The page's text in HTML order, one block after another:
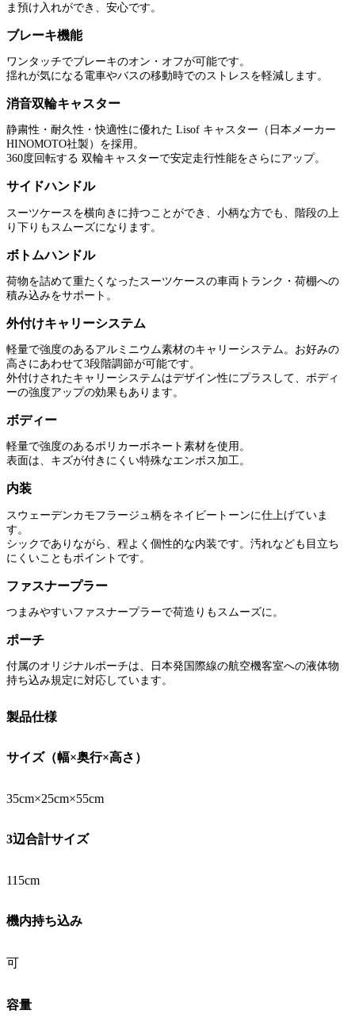
ま預け入れができ、安心です。
ブレーキ機能
ワンタッチでブレーキのオン・オフが可能です。
揺れが気になる電車やバスの移動時でのストレスを軽減します。
消音双輪キャスター
静粛性・耐久性・快適性に優れた Lisof キャスター（日本メーカー
HINOMOTO社製）を採用。
360度回転する 双輪キャスターで安定走行性能をさらにアップ。
サイドハンドル
スーツケースを横向きに持つことができ、小柄な方でも、階段の上
り下りもスムーズになります。
ボトムハンドル
荷物を詰めて重たくなったスーツケースの車両トランク・荷棚への
積み込みをサポート。
外付けキャリーシステム
軽量で強度のあるアルミニウム素材のキャリーシステム。お好みの
高さにあわせて3段階調節が可能です。
外付けされたキャリーシステムはデザイン性にプラスして、ボディ
ーの強度アップの効果もあります。
ボディー
軽量で強度のあるポリカーボネート素材を使用。
表面は、キズが付きにくい特殊なエンボス加工。
内装
スウェーデンカモフラージュ柄をネイビートーンに仕上げていま
す。
シックでありながら、程よく個性的な内装です。汚れなども目立ち
にくいこともポイントです。
ファスナープラー
つまみやすいファスナープラーで荷造りもスムーズに。
ポーチ
付属のオリジナルポーチは、日本発国際線の航空機客室への液体物
持ち込み規定に対応しています。
製品仕様
サイズ（幅×奥行×高さ）
35cm×25cm×55cm
3辺合計サイズ
115cm
機内持ち込み
可
容量